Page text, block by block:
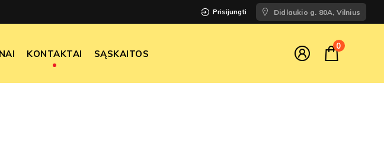
Prisijungti Didlaukio g. 80A, Vilnius
KONTAKTAI SĄSKAITOS
0